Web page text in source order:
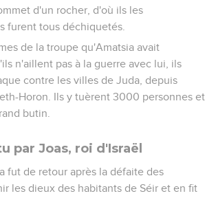
d'un rocher, d'où ils les
furent tous déchiquetés.
de la troupe qu'Amatsia avait
n'aillent pas à la guerre avec lui, ils
contre les villes de Juda, depuis
Horon. Ils y tuèrent 3000 personnes et
butin.
par Joas, roi d'Israël
fut de retour après la défaite des
les dieux des habitants de Séir et en fit